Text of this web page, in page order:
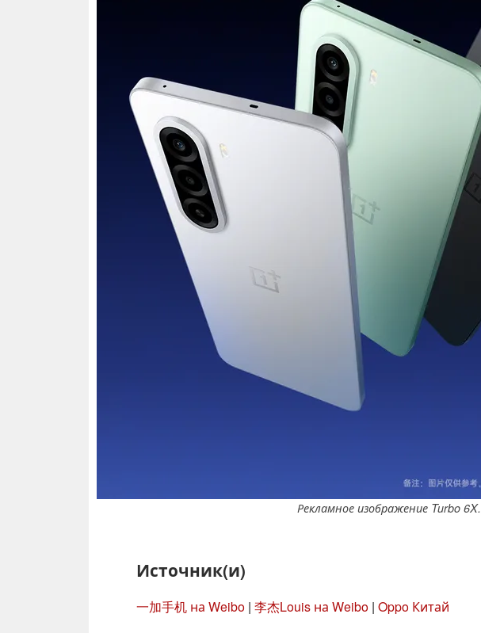
Рекламное изображение Turbo 6X.
Источник(и)
一加手机 на Weibo | 李杰Louis на Weibo | Oppo Китай